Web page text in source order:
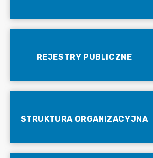
REJESTRY PUBLICZNE
STRUKTURA ORGANIZACYJNA